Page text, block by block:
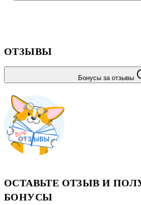
ОТЗЫВЫ
Бонусы за отзывы
ОСТАВЬТЕ ОТЗЫВ И
БОНУСЫ